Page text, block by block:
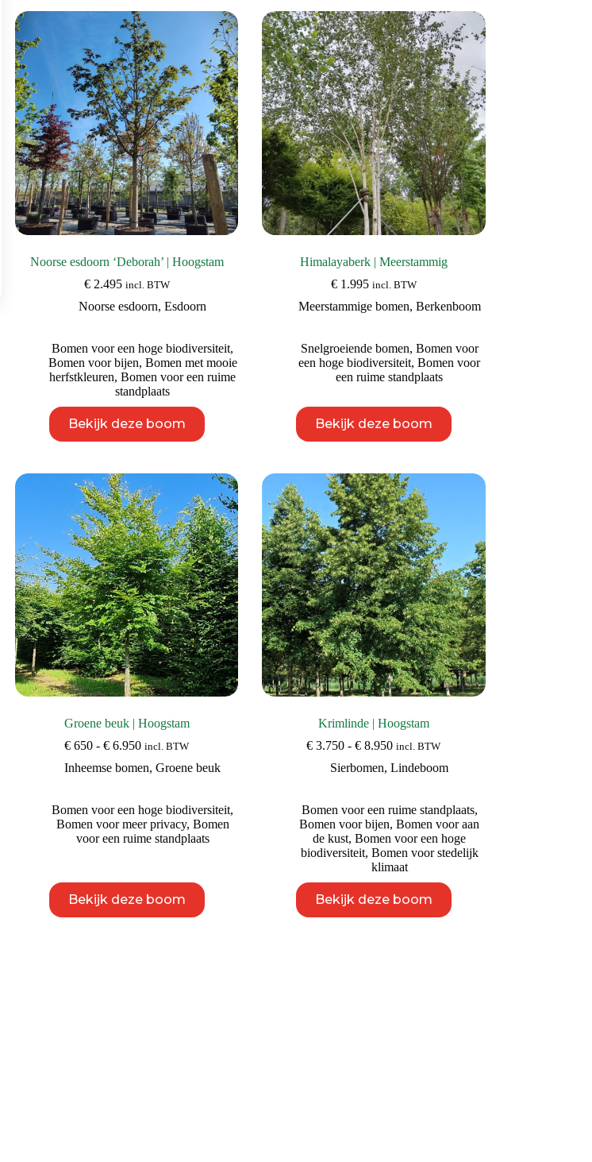
variaties.
Deze
optie
kan
gekozen
worden
op
de
productpagina
variaties.
Deze
optie
kan
gekozen
worden
op
de
productpagina
Noorse esdoorn ‘Deborah’ | Hoogstam
€2.495 incl. BTW
Noorse esdoorn,Esdoorn
Bomen voor een hoge biodiversiteit,
Bomen voor bijen, Bomen met mooie
herfstkleuren,Bomen voor een ruime
standplaats
Bekijk deze boom
product
heeft
Deze
optie
kan
gekozen
worden
op
de
productpagina
Himalayaberk | Meerstammig
€1.995 incl. BTW
Meerstammige bomen, Berkenboom
Snelgroeiende bomen, Bomen voor
een hoge biodiversiteit,Bomen voor
een ruime standplaats
Bekijk deze boom
product
heeft
Deze
optie
kan
gekozen
worden
op
de
productpagina
Groene beuk | Hoogstam
€ 650 - € 6.950Prijsklasse:
tot
incl. BTW
Inheemse bomen,Groene beuk
Bomen voor een hoge biodiversiteit,
Bomen voor meer privacy, Bomen
voor een ruime standplaats
Bekijk deze boom
product
heeft
Krimlinde | Hoogstam
€ 3.750 - € 8.950Prijsklasse:
tot
incl. BTW
Sierbomen,Lindeboom
Bomen voor een ruime standplaats,
Bomen voor bijen,Bomen voor aan
de kust,Bomen voor een hoge
biodiversiteit, Bomen voor stedelijk
klimaat
Bekijk deze boom
product
heeft